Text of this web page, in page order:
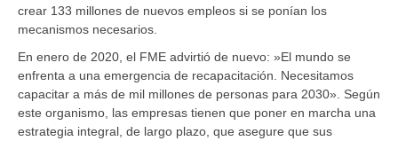
crear 133 millones de nuevos empleos si se ponían los
mecanismos necesarios.
En enero de 2020, el FME advirtió de nuevo: »El mundo se
enfrenta a una emergencia de recapacitación. Necesitamos
capacitar a más de mil millones de personas para 2030». Según
este organismo, las empresas tienen que poner en marcha una
estrategia integral, de largo plazo, que asegure que sus